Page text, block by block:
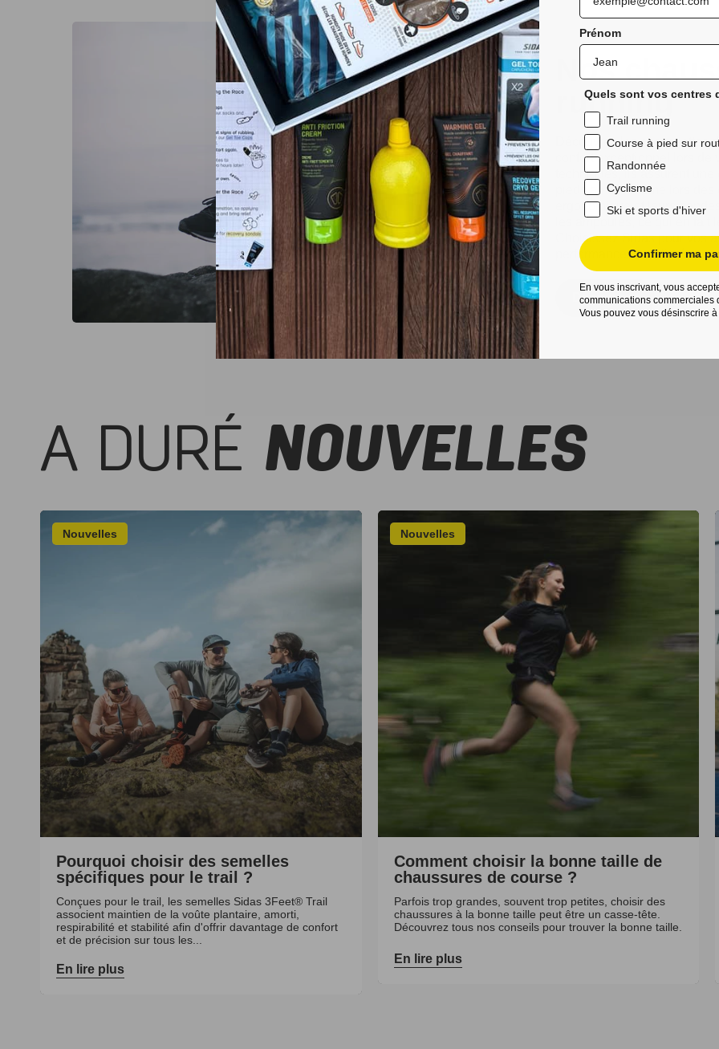
Nos
running
Découvrez les chaussettes
confort exceptionnel lors
techniques, ils assurent
pieds au sec même lors
ergonomique et leurs
les ampoules, ce qui en
Choisissez Sidas pour vos
performances améliorées et
Découvrez
A DURÉ NOUVELLES
Nouvelles
Pourquoi choisir des semelles
spécifiques pour le trail ?
Conçues pour le trail, les semelles Sidas 3Feet® Trail
associent maintien de la voûte plantaire, amorti,
respirabilité et stabilité afin d'offrir davantage de confort
et de précision sur tous les...
En lire plus
Nouvelles
Comment choisir la bonne taille de
chaussures de course ?
Parfois trop grandes, souvent trop petites, choisir des
chaussures à la bonne taille peut être un casse-tête.
Découvrez tous nos conseils pour trouver la bonne taille.
En lire plus
Prénom
Quels sont vos centres
Trail running
Course à pied sur
Randonnée
Cyclisme
Ski et sports d'hiver
Confirmer ma
En vous inscrivant, vous
communications commerciales
Vous pouvez vous désinscrire